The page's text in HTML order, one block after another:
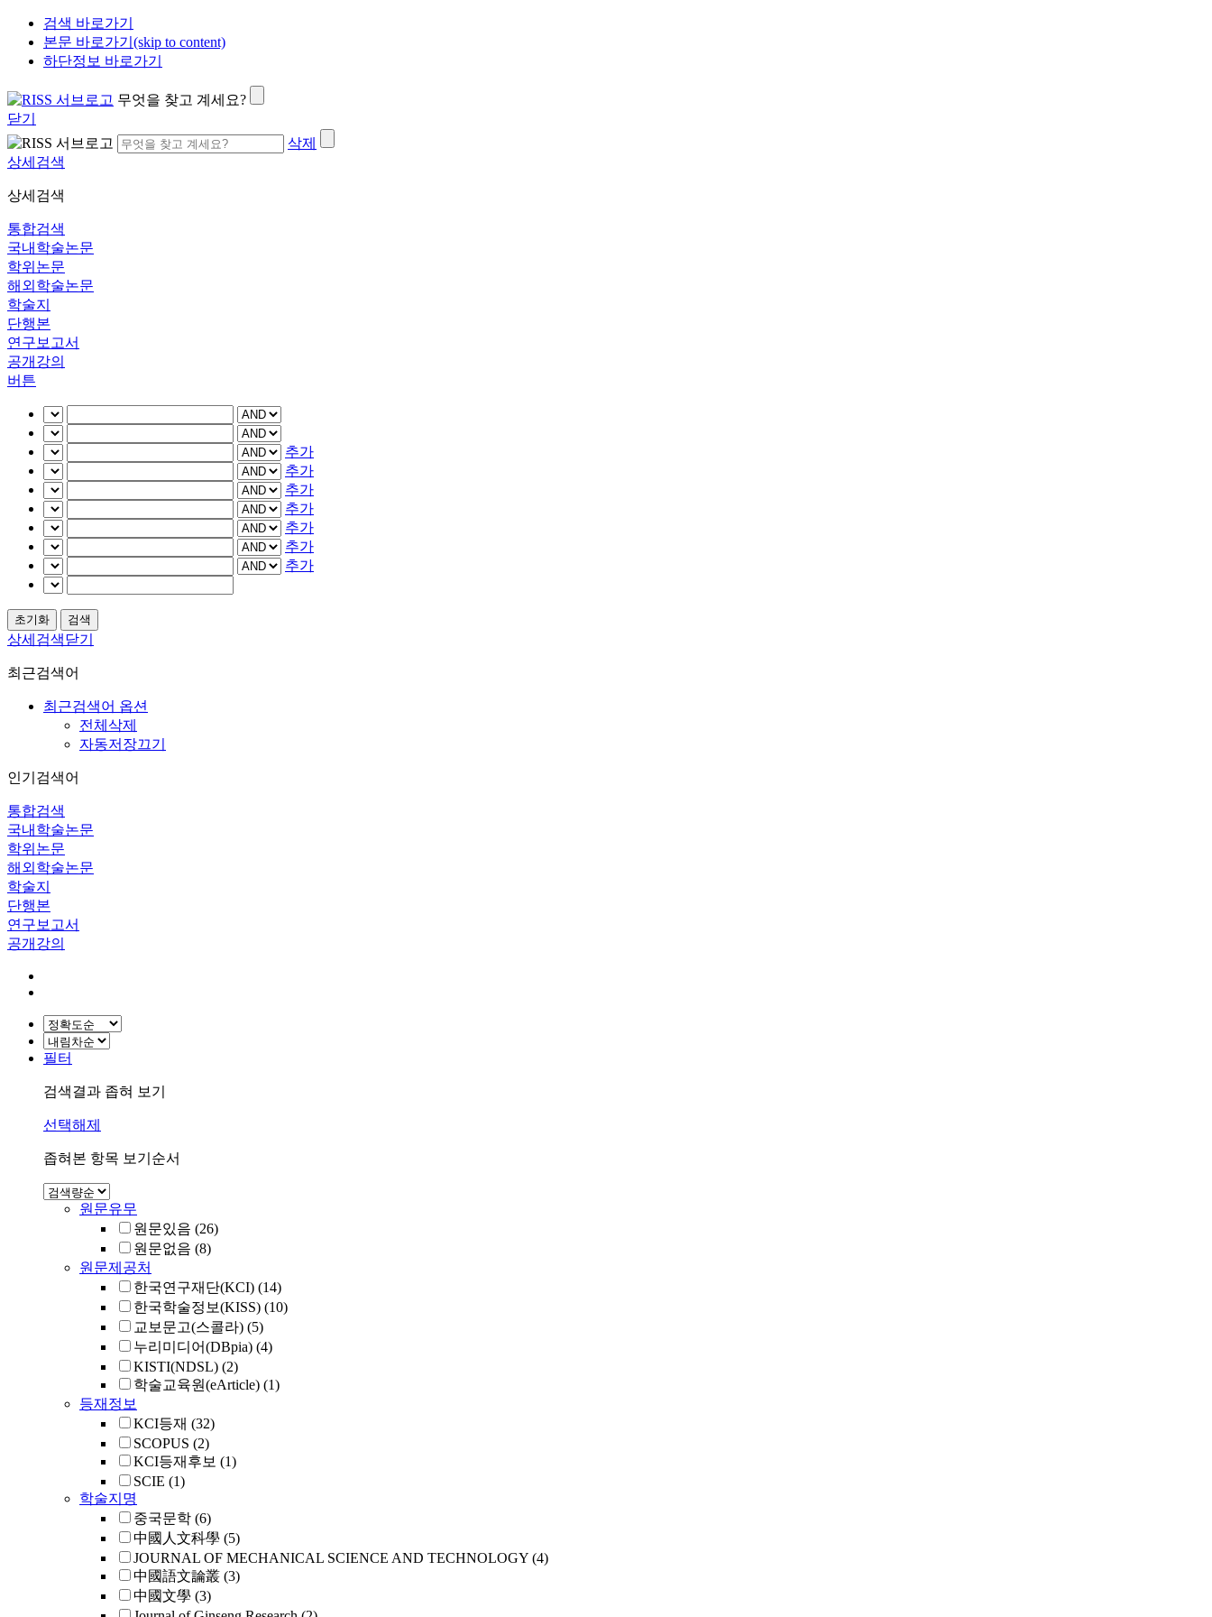
검색 바로가기
본문 바로가기(skip to content)
하단정보 바로가기
무엇을 찾고 계세요?
닫기
삭제
상세검색
상세검색
통합검색
국내학술논문
학위논문
해외학술논문
학술지
단행본
연구보고서
공개강의
버튼
추가
추가
추가
추가
추가
추가
추가
상세검색닫기
최근검색어
최근검색어 옵션
전체삭제
자동저장끄기
인기검색어
통합검색
국내학술논문
학위논문
해외학술논문
학술지
단행본
연구보고서
공개강의
필터
검색결과 좁혀 보기
선택해제
좁혀본 항목 보기순서
원문유무
원문있음 (26)
원문없음 (8)
원문제공처
한국연구재단(KCI) (14)
한국학술정보(KISS) (10)
교보문고(스콜라) (5)
누리미디어(DBpia) (4)
KISTI(NDSL) (2)
학술교육원(eArticle) (1)
등재정보
KCI등재 (32)
SCOPUS (2)
KCI등재후보 (1)
SCIE (1)
학술지명
중국문학 (6)
中國人文科學 (5)
JOURNAL OF MECHANICAL SCIENCE AND TECHNOLOGY (4)
中國語文論叢 (3)
中國文學 (3)